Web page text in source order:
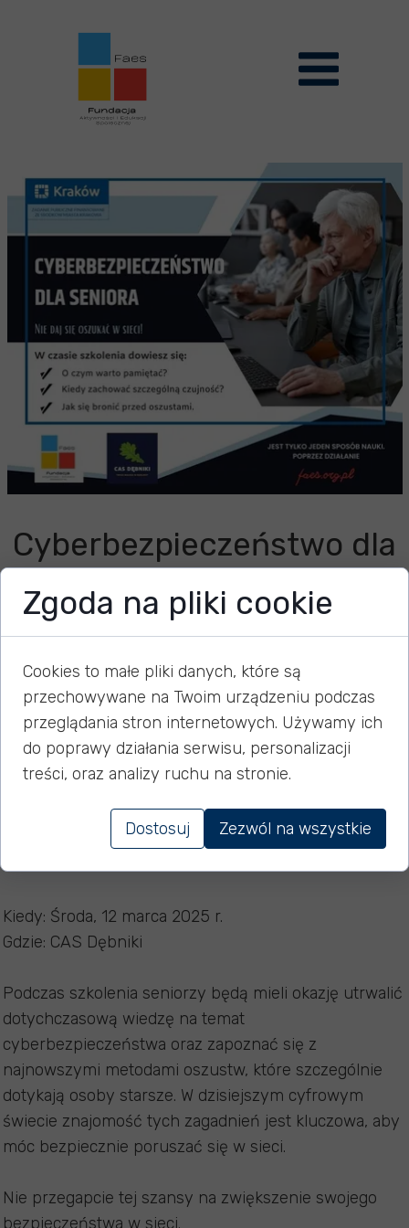
Cyberbezpieczeństwo dla
seniora - nie daj się
oszukać w sieci!
10 marca 2025
Serdecznie zapraszamy wszystkich seniorów na
wyjątkowe szkolenie z zakresu cyberbezpieczeństwa,
które odbędzie się w ramach współpracy
międzypokoleniowej z młodzieżą licealną ze Szkoły w
Chmurze.
Kiedy: Środa, 12 marca 2025 r.
Gdzie: CAS Dębniki
Podczas szkolenia seniorzy będą mieli okazję utrwalić
dotychczasową wiedzę na temat
cyberbezpieczeństwa oraz zapoznać się z
najnowszymi metodami oszustw, które szczególnie
dotykają osoby starsze. W dzisiejszym cyfrowym
świecie znajomość tych zagadnień jest kluczowa, aby
móc bezpiecznie poruszać się w sieci.
Nie przegapcie tej szansy na zwiększenie swojego
bezpieczeństwa w sieci.
Zgoda na pliki cookie
Cookies to małe pliki danych, które są
przechowywane na Twoim urządzeniu podczas
przeglądania stron internetowych. Używamy ich
do poprawy działania serwisu, personalizacji
treści, oraz analizy ruchu na stronie.
Dostosuj Zezwól na wszystkie